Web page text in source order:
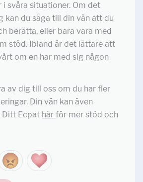
i svåra situationer. Om det
kan du säga till din vän att du
berätta, eller bara vara med
stöd. Ibland är det lättare att
om en har med sig någon
av dig till oss om du har fler
Din vän kan även
Ditt Ecpat här för mer stöd och